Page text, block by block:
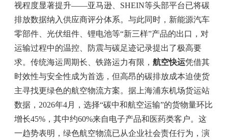
视程度显著提升——亚马逊、SHEIN等头部平台已将碳
排放数据纳入供应商评分体系。与此同时，新能源汽车
零部件、光伏组件、锂电池等“新三样”产品的出口，对
运输过程中的温控、防震与碳足迹记录提出了极高要
求。传统海运周期长、铁路运力有限， 航空快运凭借其
时效性与安全性成为首选，但高昂的碳排放成本迫使货
主寻找更绿色的航空物流方案。据上海浦东机场货运站
数据，2026年4月，选择“碳中和航空运输”的货物量环比
增长45%，其中约60%来自电子产品和医药类客户。这
一趋势表明，绿色航空物流已从企业社会责任行为，演